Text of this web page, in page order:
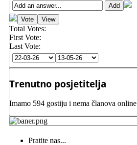
Total Votes:
First Vote:
Last Vote:
Trenutno posjetitelja
Imamo 594 gostiju i nema članova online
Pratite nas...